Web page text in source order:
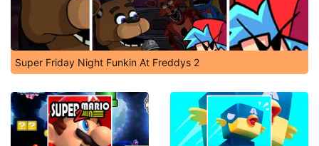
Super Friday Night Funkin At Freddys 2